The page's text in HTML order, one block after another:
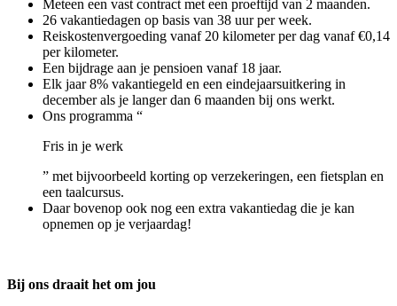
Meteen een vast contract met een proeftijd van 2 maanden.
26 vakantiedagen op basis van 38 uur per week.
Reiskostenvergoeding vanaf 20 kilometer per dag vanaf €0,14
per kilometer.
Een bijdrage aan je pensioen vanaf 18 jaar.
Elk jaar 8% vakantiegeld en een eindejaarsuitkering in
december als je langer dan 6 maanden bij ons werkt.
Ons programma “
Fris in je werk
” met bijvoorbeeld korting op verzekeringen, een fietsplan en
een taalcursus.
Daar bovenop ook nog een extra vakantiedag die je kan
opnemen op je verjaardag!
Bij ons draait het om jou